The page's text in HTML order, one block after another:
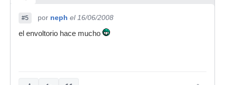
#5 por neph el 16/06/2008
el envoltorio hace mucho